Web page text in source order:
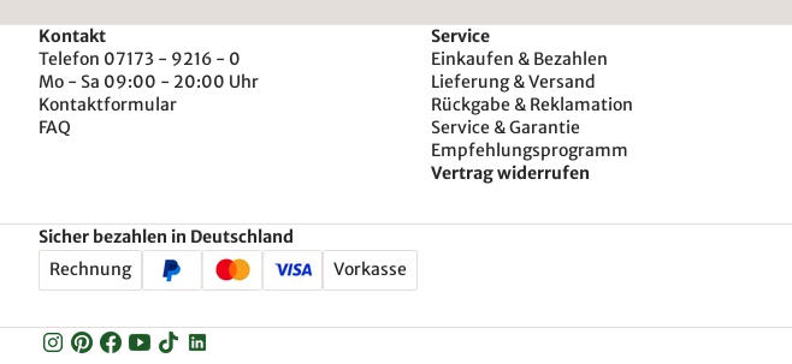
Kontakt
Telefon 07173 - 9216 - 0
Mo - Sa 09:00 - 20:00 Uhr
Kontaktformular
FAQ
Service
Einkaufen & Bezahlen
Lieferung & Versand
Rückgabe & Reklamation
Service & Garantie
Empfehlungsprogramm
Vertrag widerrufen
Sicher bezahlen in Deutschland
Rechnung
Vorkasse